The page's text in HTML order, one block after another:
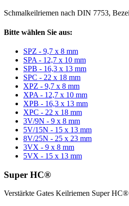
Schmalkeilriemen nach DIN 7753,
Bitte wählen Sie aus:
SPZ - 9,7 x 8 mm
SPA - 12,7 x 10 mm
SPB - 16,3 x 13 mm
SPC - 22 x 18 mm
XPZ - 9,7 x 8 mm
XPA - 12,7 x 10 mm
XPB - 16,3 x 13 mm
XPC - 22 x 18 mm
3V/9N - 9 x 8 mm
5V/15N - 15 x 13 mm
8V/25N - 25 x 23 mm
3VX - 9 x 8 mm
5VX - 15 x 13 mm
Super HC®
Verstärkte Gates Keilriemen Super